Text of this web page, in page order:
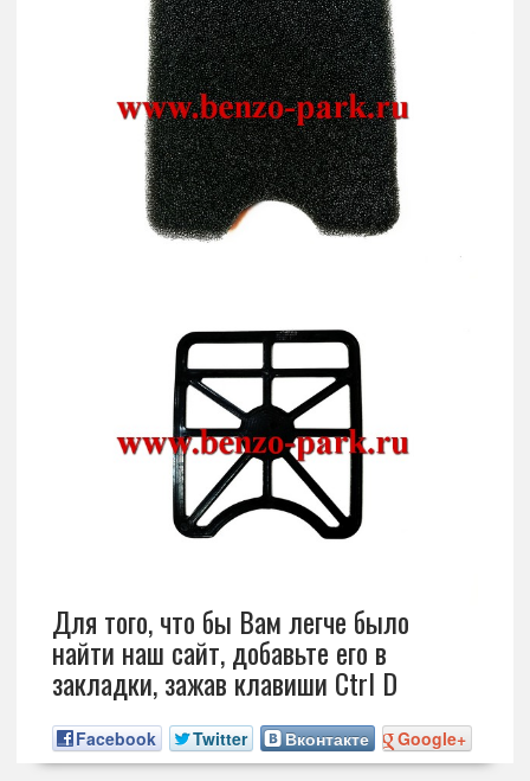
Для того, что бы Вам легче было
найти наш сайт, добавьте его в
закладки, зажав клавиши Ctrl D
Facebook Twitter Вконтакте Google+